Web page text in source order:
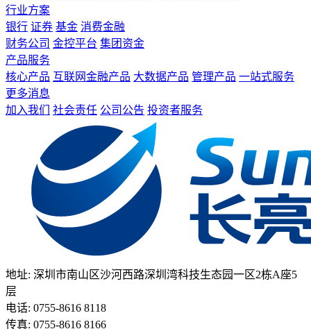
行业方案
银行 证券 基金 消费金融
财务公司 金控平台 集团资金
产品服务
核心产品 互联网金融产品 大数据产品 管理产品 一站式服务
更多消息
加入我们
社会责任 公司公告 投资者服务
地址: 深圳市南山区沙河西路深圳湾科技生态园一区2栋A座5
层
电话: 0755-8616 8118
传真: 0755-8616 8166